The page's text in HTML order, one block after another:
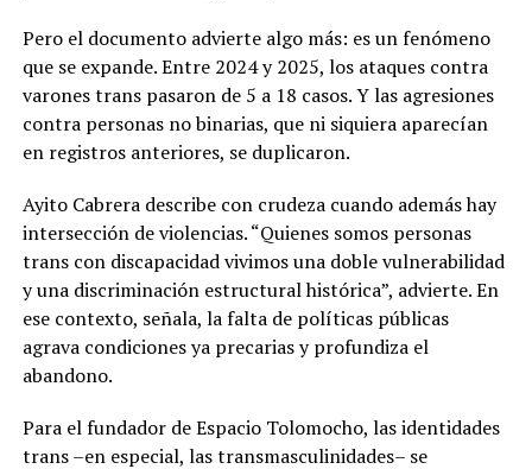
Pero el documento advierte algo más: es un fenómeno
que se expande. Entre 2024 y 2025, los ataques contra
varones trans pasaron de 5 a 18 casos. Y las agresiones
contra personas no binarias, que ni siquiera aparecían
en registros anteriores, se duplicaron.
Ayito Cabrera describe con crudeza cuando además hay
intersección de violencias. “Quienes somos personas
trans con discapacidad vivimos una doble vulnerabilidad
y una discriminación estructural histórica”, advierte. En
ese contexto, señala, la falta de políticas públicas
agrava condiciones ya precarias y profundiza el
abandono.
Para el fundador de Espacio Tolomocho, las identidades
trans –en especial, las transmasculinidades– se